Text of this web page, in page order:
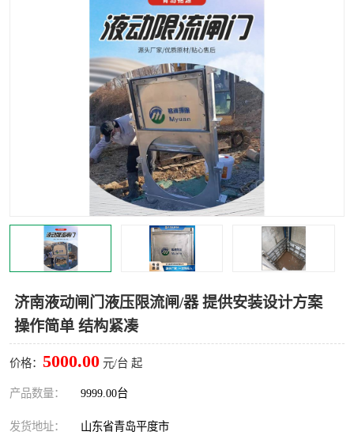
济南液动闸门液压限流闸/器 提供安装设计方案
操作简单 结构紧凑
价格： 5000.00 元/台 起
产品数量： 9999.00台
发货地址： 山东省青岛平度市
液动限流闸门
加压泵房/灌溉泵房 一体化预制泵站
不锈钢浮筒阀 真空冲洗装置
雨水收集回用装置 门式冲洗装置
智能一体化灌溉泵房 一体化污水处理泵房
水面垃圾清理装置 浅层砂过滤装置
一体化泵闸 柔性截污
真空冲洗设备
水平自清洗格栅